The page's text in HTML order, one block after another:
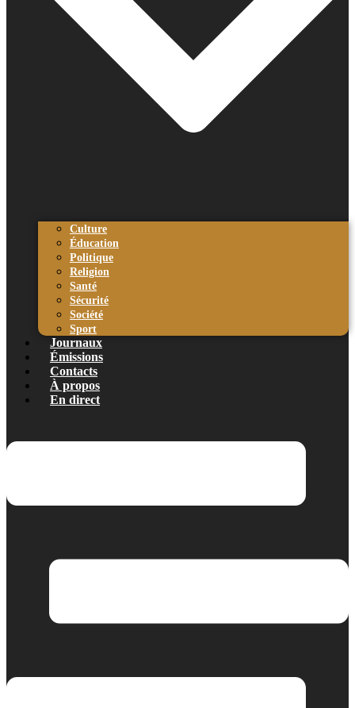
Culture
Éducation
Politique
Religion
Santé
Sécurité
Société
Sport
Journaux
Émissions
Contacts
À propos
En direct